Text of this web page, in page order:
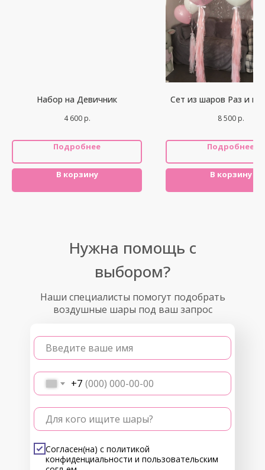
Набор на Девичник
4 600 р.
Подробнее
В корзину
Сет из шаров Раз и на
8 500 р.
Подробнее
В корзину
Наши специалисты помогут подобрать
воздушные шары под ваш запрос
Введите ваше имя
+7
Для кого ищите шары?
Согласен(на) с политикой
конфиденциальности и пользовательским
Нужна помощь с
выбором?